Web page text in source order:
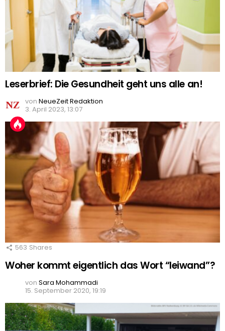
Leserbrief: Die Gesundheit geht uns alle an!
von NeueZeit Redaktion
3. April 2023, 13:07
563 Shares
Woher kommt eigentlich das Wort “leiwand”?
von Sara Mohammadi
15. September 2020, 19:19